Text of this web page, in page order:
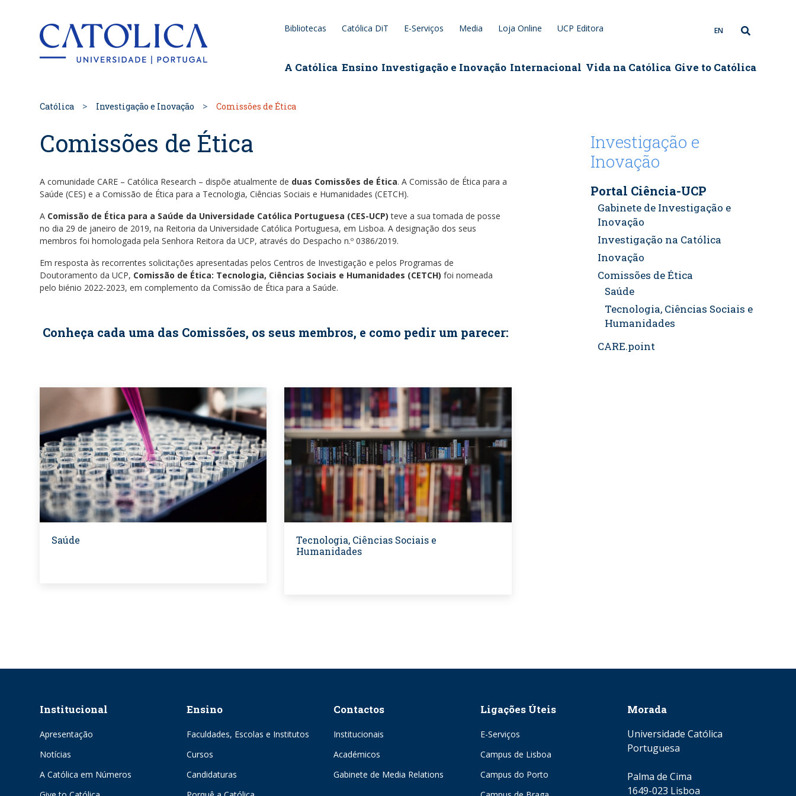
Back to homepageBibliotecas Católica DiT E-Serviços Media Loja Online UCP Editora EN
A Católica Ensino Investigação e Inovação Internacional Vida na Católica Give to Católica
Católica Investigação e Inovação Comissões de Ética
Comissões de Ética
A comunidade CARE – Católica Research – dispõe atualmente de duas Comissões de Ética. A Comissão de Ética para a
Saúde (CES) e a Comissão de Ética para a Tecnologia, Ciências Sociais e Humanidades (CETCH).
A Comissão de Ética para a Saúde da Universidade Católica Portuguesa (CES-UCP)teve a sua tomada de posse
no dia 29 de janeiro de 2019, na Reitoria da Universidade Católica Portuguesa, em Lisboa. A designação dos seus
membros foi homologada pela Senhora Reitora da UCP, através do Despacho n.º 0386/2019.
Em resposta às recorrentes solicitações apresentadas pelos Centros de Investigação e pelos Programas de
Doutoramento da UCP, Comissão de Ética: Tecnologia, Ciências Sociais e Humanidades (CETCH) foi nomeada
pelo biénio 2022-2023, em complemento da Comissão de Ética para a Saúde.
Conheça cada uma das Comissões, os seus membros, e como pedir um parecer:
Saúde
Tecnologia, Ciências Sociais e
Humanidades
Investigação e
Inovação
Portal Ciência-UCP
Gabinete de Investigação e
Inovação
Investigação na Católica
Inovação
Comissões de Ética
Saúde
Tecnologia, Ciências Sociais e
Humanidades
CARE.point
Institucional
Apresentação
Notícias
A Católica em Números
Ensino
Faculdades, Escolas e Institutos
Cursos
Candidaturas
Contactos
Institucionais
Académicos
Gabinete de Media Relations
Ligações Úteis
E-Serviços
Campus de Lisboa
Campus do Porto
Morada
Universidade Católica
Portuguesa
Palma de Cima
1649-023 Lisboa